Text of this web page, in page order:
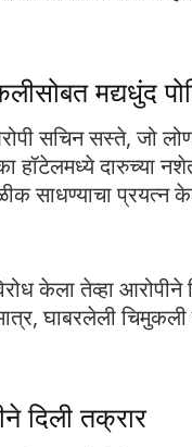
मद्यधुंद
सचिन सस्ते, जो
हॉटेलमध्ये दारुच्या
साधण्याचा प्रयत्न
केला तेव्हा
घाबरलेली
तक्रार